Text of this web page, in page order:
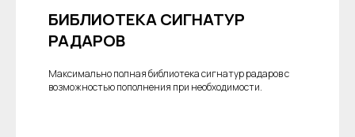
БИБЛИОТЕКА СИГНАТУР
РАДАРОВ
Максимально полная библиотека сигнатур радаров с
возможностью пополнения при необходимости.